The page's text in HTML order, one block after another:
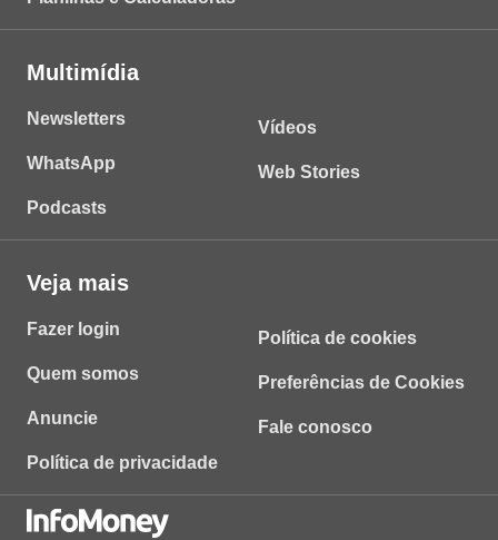
Multimídia
Newsletters
WhatsApp
Podcasts
Vídeos
Web Stories
Veja mais
Fazer login
Quem somos
Anuncie
Política de privacidade
Política de cookies
Preferências de Cookies
Fale conosco